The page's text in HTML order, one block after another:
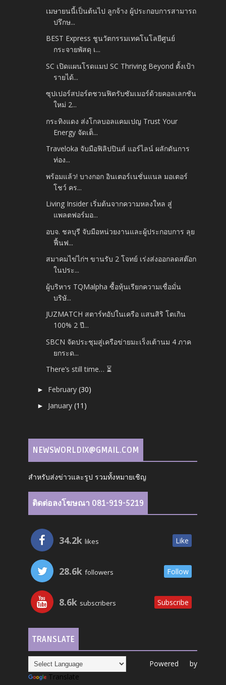
เมษายนนี้เป็นต้นไป ลูกจ้าง ผู้ประกอบการสามารถ
ปรึกษ...
BEST Express ชูนวัตกรรมเทคโนโลยีศูนย์
กระจายพัสดุ เ...
SC เปิดแผนโรดแมป SC Thriving Beyond ตั้งเป้า
รายได้...
ซุปเปอร์สปอร์ตชวนฟิตรับซัมเมอร์ด้วยคอลเลกชัน
ใหม่ 2...
กระทิงแดง ส่งโกลบอลแคมเปญ Trust Your
Energy จัดเต็...
Traveloka จับมือฟิลิปปินส์ แอร์ไลน์ ผลักดันการ
ท่อง...
พร้อมแล้ว! บางกอก อินเตอร์เนชั่นแนล มอเตอร์
โชว์ คร...
Living Insider เริ่มต้นจากความหลงใหล สู่
แพลตฟอร์มอ...
อบจ. ชลบุรี จับมือหน่วยงานและผู้ประกอบการ ลุย
ฟื้นฟ...
สมาคมไข่ไก่ฯ ขานรับ 2 โจทย์ เร่งส่งออกลดสต๊อก
ในประ...
ผู้บริหาร TQMalpha ซื้อหุ้นเรียกความเชื่อมั่น
บริษั...
JUZMATCH สตาร์ทอัปในเครือ แสนสิริ โตเกิน
100% 2 ปี...
SBCN จัดประชุมสู่เครือข่ายมะเร็งเต้านม 4 ภาค
ยกระด...
There’s still time… ⏳
► February(30)
► January(11)
NEWSWORLDIX@GMAIL.COM
สำหรับส่งข่าวและรูป รวมทั้งหมายเชิญ
ติดต่อลงโฆษณา 081-919-5219
34.2k likes Like
28.6k followers Follow
8.6k subscribers Subscribe
TRANSLATE
Powered by
Translate